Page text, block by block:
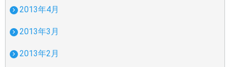
2013年4月
2013年3月
2013年2月